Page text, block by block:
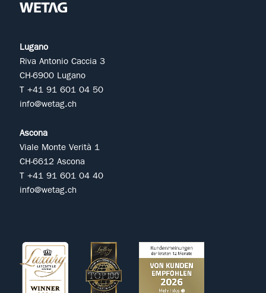
Lugano
Riva Antonio Caccia 3
CH-6900 Lugano
T +41 91 601 04 50
info@wetag.ch
Ascona
Viale Monte Verità 1
CH-6612 Ascona
T +41 91 601 04 40
info@wetag.ch